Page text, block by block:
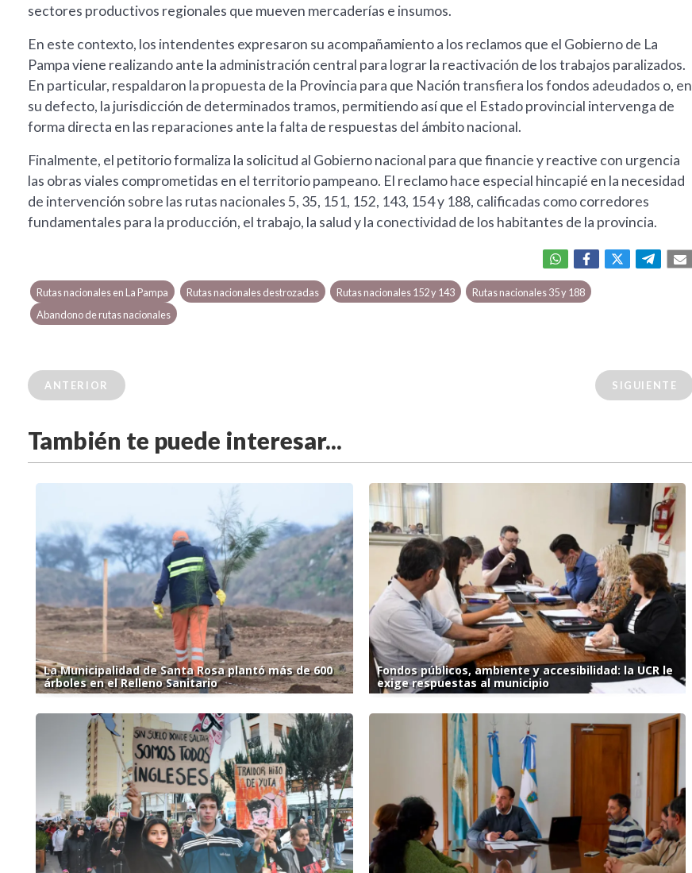
sectores productivos regionales que mueven mercaderías e insumos.
En este contexto, los intendentes expresaron su acompañamiento a los reclamos que el Gobierno de La
Pampa viene realizando ante la administración central para lograr la reactivación de los trabajos paralizados.
En particular, respaldaron la propuesta de la Provincia para que Nación transfiera los fondos adeudados o, en
su defecto, la jurisdicción de determinados tramos, permitiendo así que el Estado provincial intervenga de
forma directa en las reparaciones ante la falta de respuestas del ámbito nacional.
Finalmente, el petitorio formaliza la solicitud al Gobierno nacional para que financie y reactive con urgencia
las obras viales comprometidas en el territorio pampeano. El reclamo hace especial hincapié en la necesidad
de intervención sobre las rutas nacionales 5, 35, 151, 152, 143, 154 y 188, calificadas como corredores
fundamentales para la producción, el trabajo, la salud y la conectividad de los habitantes de la provincia.
Rutas nacionales en La Pampa Rutas nacionales destrozadas Rutas nacionales 152 y 143
Rutas nacionales 35 y 188
Abandono de rutas nacionales
ANTERIOR SIGUIENTE
También te puede interesar...
La Municipalidad de Santa Rosa plantó más de 600
árboles en el Relleno Sanitario
Fondos públicos, ambiente y accesibilidad: la UCR le
exige respuestas al municipio